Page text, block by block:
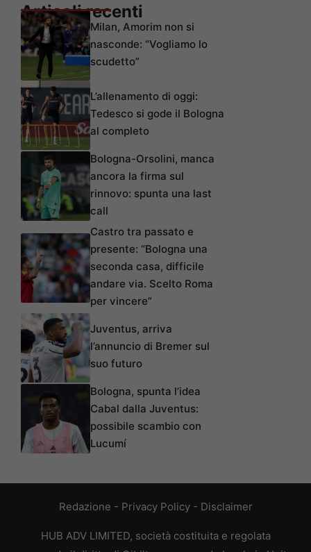
Articoli recenti
Milan, Amorim non si
nasconde: “Vogliamo lo
scudetto”
L’allenamento di oggi:
Tedesco si gode il Bologna
al completo
Bologna-Orsolini, manca
ancora la firma sul
rinnovo: spunta una last
call
Castro tra passato e
presente: “Bologna una
seconda casa, difficile
andare via. Scelto Roma
per vincere”
Juventus, arriva
l’annuncio di Bremer sul
suo futuro
Bologna, spunta l’idea
Cabal dalla Juventus:
possibile scambio con
Lucumí
Redazione - Privacy Policy- Disclaimer
HUB ADV LIMITED, società costituita e regolata